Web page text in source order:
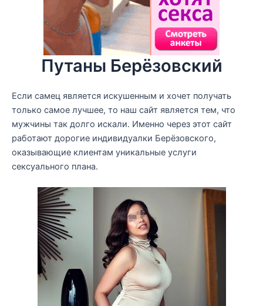
Путаны Берёзовский
Если самец является искушенным и хочет получать
только самое лучшее, то наш сайт является тем, что
мужчины так долго искали. Именно через этот сайт
работают дорогие индивидуалки Берёзовского,
оказывающие клиентам уникальные услуги
сексуального плана.